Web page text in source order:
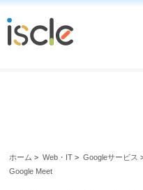
ホーム > Web・IT > Googleサービス
Google Meet